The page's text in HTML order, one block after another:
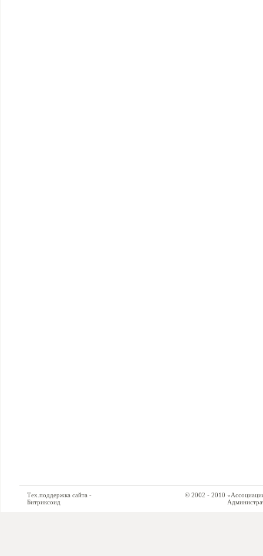
Тех.поддержка сайта -
Битриксоид
© 2002 - 2010 «Ассоциация